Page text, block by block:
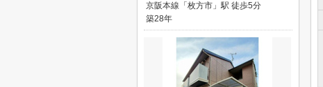
京阪本線「枚方市」駅 徒歩5分
築28年